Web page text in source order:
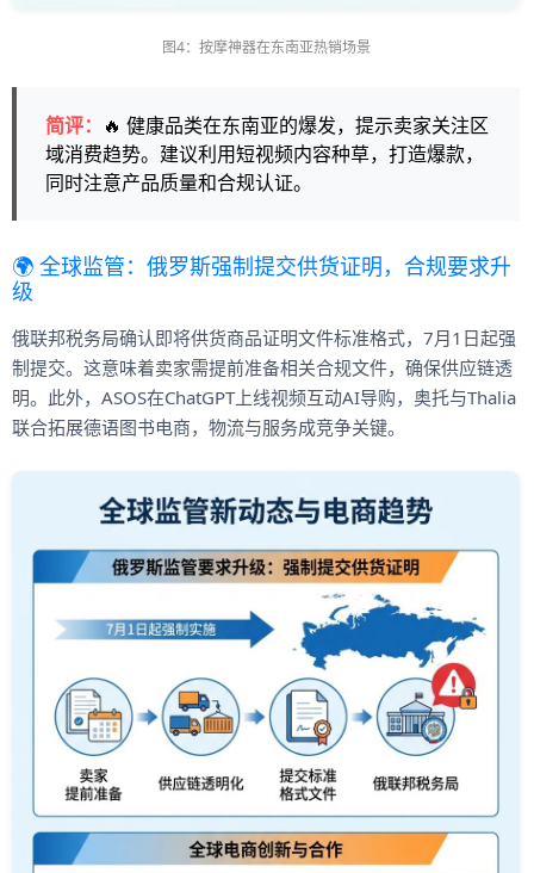
图4：按摩神器在东南亚热销场景
简评： 🔥 健康品类在东南亚的爆发，提示卖家关注区
域消费趋势。建议利用短视频内容种草，打造爆款，
同时注意产品质量和合规认证。
🌍 全球监管：俄罗斯强制提交供货证明，合规要求升
级
俄联邦税务局确认即将供货商品证明文件标准格式，7月1日起强
制提交。这意味着卖家需提前准备相关合规文件，确保供应链透
明。此外，ASOS在ChatGPT上线视频互动AI导购，奥托与Thalia
联合拓展德语图书电商，物流与服务成竞争关键。